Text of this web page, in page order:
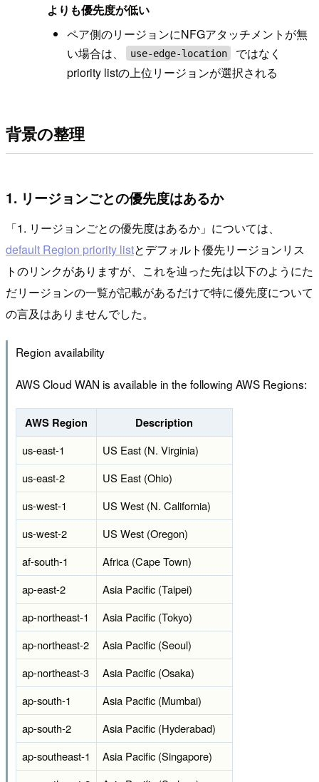
よりも優先度が低い
ペア側のリージョンにNFGアタッチメントが無
い場合は、
use-edge-location
ではなく
priority listの上位リージョンが選択される
背景の整理
1. リージョンごとの優先度はあるか
「1. リージョンごとの優先度はあるか」については、
default Region priority listとデフォルト優先リージョンリス
トのリンクがありますが、これを辿った先は以下のようにた
だリージョンの一覧が記載があるだけで特に優先度について
の言及はありませんでした。
Region availability
AWS Cloud WAN is available in the following AWS Regions:
AWS Region Description
us-east-1
US East (N. Virginia)
us-east-2
US East (Ohio)
us-west-1
US West (N. California)
us-west-2
US West (Oregon)
af-south-1
Africa (Cape Town)
ap-east-2
Asia Pacific (Taipei)
ap-northeast-1
Asia Pacific (Tokyo)
ap-northeast-2
Asia Pacific (Seoul)
ap-northeast-3
Asia Pacific (Osaka)
ap-south-1
Asia Pacific (Mumbai)
ap-south-2
Asia Pacific (Hyderabad)
ap-southeast-1
Asia Pacific (Singapore)